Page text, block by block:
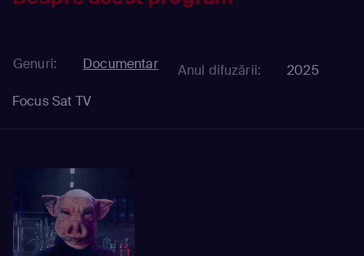
Genuri: Documentar Anul difuzării:
2025
Focus Sat TV